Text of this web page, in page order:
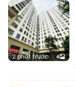
2 phút trước 4